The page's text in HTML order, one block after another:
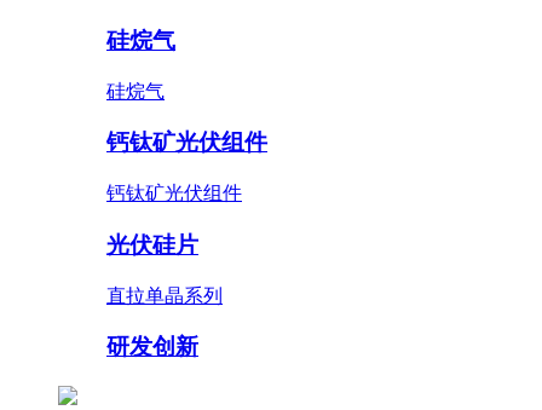
硅烷气
硅烷气
钙钛矿光伏组件
钙钛矿光伏组件
光伏硅片
直拉单晶系列
研发创新